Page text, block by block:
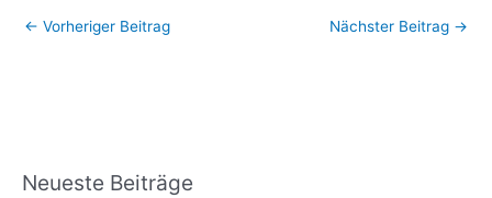
← Vorheriger Beitrag Nächster Beitrag →
Neueste Beiträge